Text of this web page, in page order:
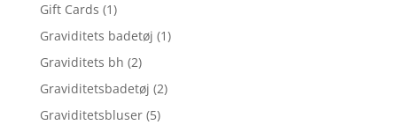
Gift Cards (1)
Graviditets badetøj (1)
Graviditets bh (2)
Graviditetsbadetøj (2)
Graviditetsbluser (5)